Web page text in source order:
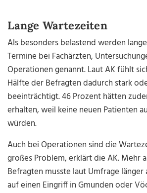
Lange Wartezeiten
Als besonders belastend werden
Termine bei Fachärzten,
Operationen genannt. Laut AK fühlt
Hälfte der Befragten dadurch stark
beeinträchtigt. 46 Prozent hätten
erhalten, weil keine neuen Patienten
würden.
Auch bei Operationen sind die
großes Problem, erklärt die AK. Mehr
Befragten musste laut Umfrage
auf einen Eingriff in Gmunden oder